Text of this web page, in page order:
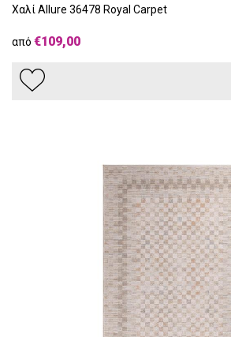
Χαλί Allure 36478 Royal Carpet
από €109,00